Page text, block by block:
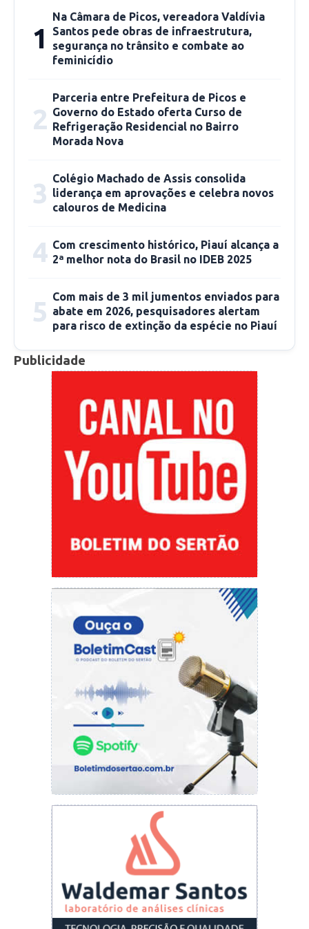
“São mais de 40 municípios que congregam a
macrorregião e certamente comportaria bem
mais esse Centro de Oncologia, então nós
pedimos inclusive ao presidente do Conselho
Municipal de Saúde para que colocasse em
pauta na discussão, aprovasse a encaminhasse
essas questões e depois encaminhar para o
Secretário de Saúde e automaticamente para o
um centro de saúde que iria atender à demanda
da região de Picos” afirmou.
Fonte: ascom
1
Na Câmara de Picos, vereadora Valdívia
Santos pede obras de infraestrutura,
segurança no trânsito e combate ao
feminicídio
2
Parceria entre Prefeitura de Picos e
Governo do Estado oferta Curso de
Refrigeração Residencial no Bairro
Morada Nova
3 Colégio Machado de Assis consolida
liderança em aprovações e celebra novos
calouros de Medicina
4 Com crescimento histórico, Piauí alcança a
2ª melhor nota do Brasil no IDEB 2025
5 Com mais de 3 mil jumentos enviados para
abate em 2026, pesquisadores alertam
para risco de extinção da espécie no Piauí
Publicidade